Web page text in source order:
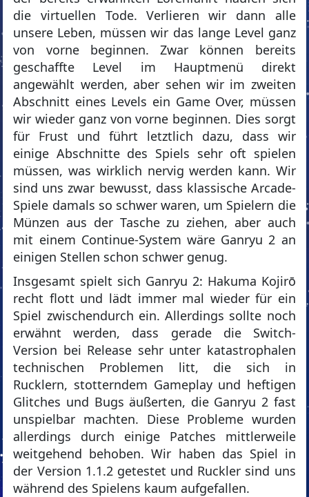
die virtuellen Tode. Verlieren wir dann alle
unsere Leben, müssen wir das lange Level ganz
von vorne beginnen. Zwar können bereits
geschaffte Level im Hauptmenü direkt
angewählt werden, aber sehen wir im zweiten
Abschnitt eines Levels ein Game Over, müssen
wir wieder ganz von vorne beginnen. Dies sorgt
für Frust und führt letztlich dazu, dass wir
einige Abschnitte des Spiels sehr oft spielen
müssen, was wirklich nervig werden kann. Wir
sind uns zwar bewusst, dass klassische Arcade-
Spiele damals so schwer waren, um Spielern die
Münzen aus der Tasche zu ziehen, aber auch
mit einem Continue-System wäre Ganryu 2 an
einigen Stellen schon schwer genug.
Insgesamt spielt sich Ganryu 2: Hakuma Kojirō
recht flott und lädt immer mal wieder für ein
Spiel zwischendurch ein. Allerdings sollte noch
erwähnt werden, dass gerade die Switch-
Version bei Release sehr unter katastrophalen
technischen Problemen litt, die sich in
Rucklern, stotterndem Gameplay und heftigen
Glitches und Bugs äußerten, die Ganryu 2 fast
unspielbar machten. Diese Probleme wurden
allerdings durch einige Patches mittlerweile
weitgehend behoben. Wir haben das Spiel in
der Version 1.1.2 getestet und Ruckler sind uns
während des Spielens kaum aufgefallen.